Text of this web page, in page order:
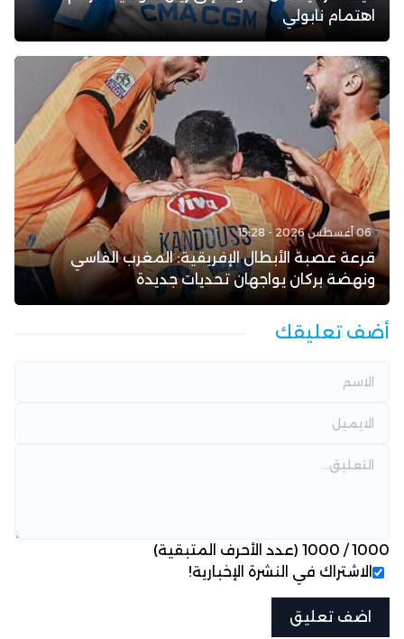
اهتمام نابولي
06 أغسطس 2026 - 15:28
قرعة عصبة الأبطال الإفريقية: المغرب الفاسي
ونهضة بركان يواجهان تحديات جديدة
أضف تعليقك
1000
/
1000 (عدد الأحرف المتبقية)
الاشتراك في النشرة الإخبارية!